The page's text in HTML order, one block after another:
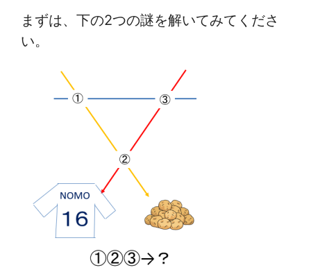
まずは、下の2つの謎を解いてみてくださ
い。